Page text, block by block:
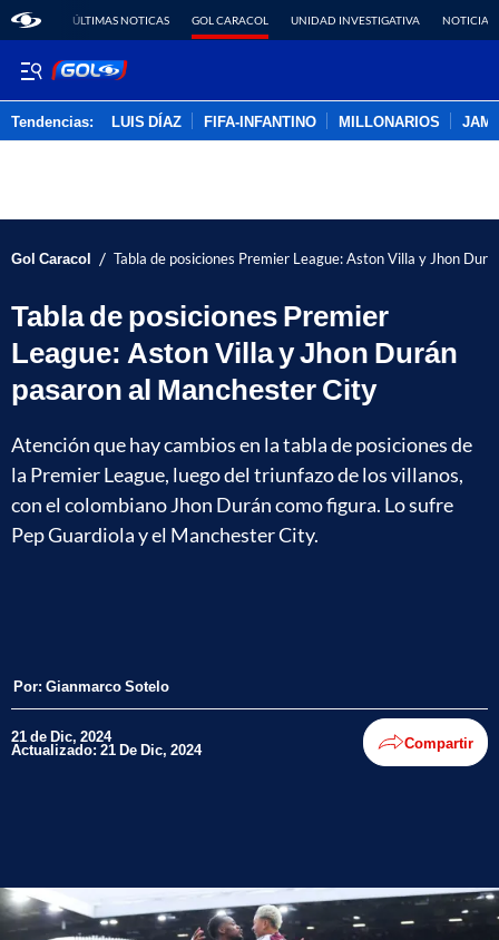
ÚLTIMAS NOTICAS GOL CARACOL UNIDAD INVESTIGATIVA NOTICIAS
Tendencias: LUIS DÍAZ FIFA-INFANTINO MILLONARIOS
Gol Caracol / Tabla de posiciones Premier League: Aston Villa y Jhon
Tabla de posiciones Premier
League: Aston Villa y Jhon Durán
pasaron al Manchester City
Atención que hay cambios en la tabla de posiciones de
la Premier League, luego del triunfazo de los villanos,
con el colombiano Jhon Durán como figura. Lo sufre
Pep Guardiola y el Manchester City.
Por: Gianmarco Sotelo
21 de Dic, 2024
Actualizado: 21 De Dic, 2024 Compartir